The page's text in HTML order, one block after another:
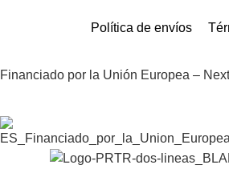
Política de envíos
Financiado por la Unión Europea –